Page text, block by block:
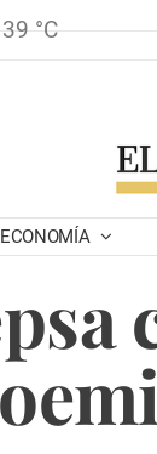
39 °C
ECONOMÍA